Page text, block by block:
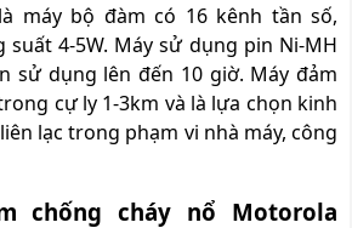
máy bộ đàm có 16 kênh tần số,
4-5W. Máy sử dụng pin Ni-MH
sử dụng lên đến 10 giờ. Máy đảm
cự ly 1-3km và là lựa chọn kinh
lạc trong phạm vi nhà máy, công
chống cháy nổ Motorola